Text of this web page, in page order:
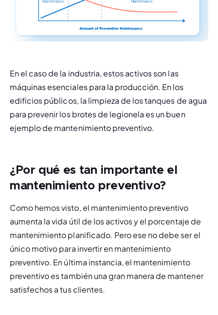
En el caso de la industria, estos activos son las
máquinas esenciales para la producción. En los
edificios públicos, la limpieza de los tanques de agua
para prevenir los brotes de legionela es un buen
ejemplo de mantenimiento preventivo.
¿Por qué es tan importante el
mantenimiento preventivo?
Como hemos visto, el mantenimiento preventivo
aumenta la vida útil de los activos y el porcentaje de
mantenimiento planificado. Pero ese no debe ser el
único motivo para invertir en mantenimiento
preventivo. En última instancia, el mantenimiento
preventivo es también una gran manera de mantener
satisfechos a tus clientes.